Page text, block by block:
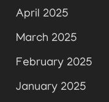
April 2025
March 2025
February 2025
January 2025